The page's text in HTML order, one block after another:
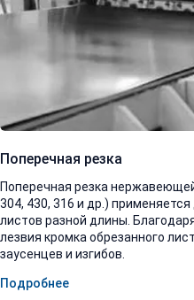
Поперечная резка
Поперечная резка нержавеющей
304, 430, 316 и др.)
листов разной длины.
лезвия кромка обрезанного
заусенцев и изгибов.
Подробнее